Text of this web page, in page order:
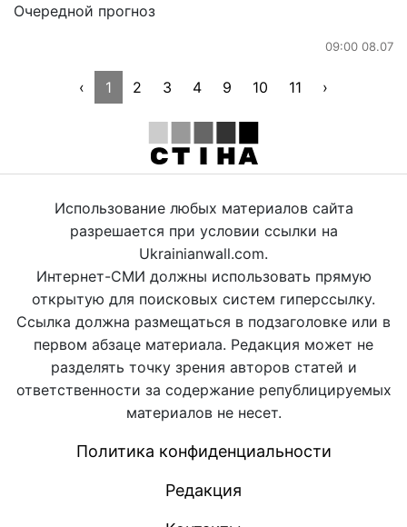
Очередной прогноз
09:00 08.07
‹ 1 2 3 4 9 10 11 ›
Использование любых материалов сайта
разрешается при условии ссылки на
Ukrainianwall.com.
Интернет-СМИ должны использовать прямую
открытую для поисковых систем гиперссылку.
Ссылка должна размещаться в подзаголовке или в
первом абзаце материала. Редакция может не
разделять точку зрения авторов статей и
ответственности за содержание републицируемых
материалов не несет.
Политика конфиденциальности
Редакция